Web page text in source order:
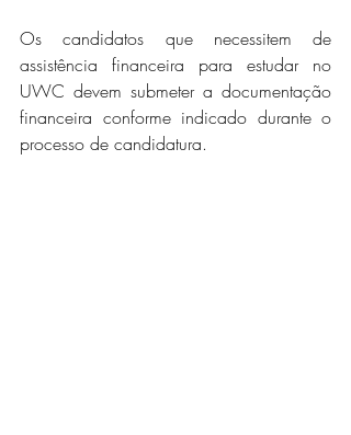
Os candidatos que necessitem de
assistência financeira para estudar no
UWC devem submeter a documentação
financeira conforme indicado durante o
processo de candidatura.